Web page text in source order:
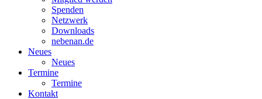
Spenden
Netzwerk
Downloads
nebenan.de
Neues
Neues
Termine
Termine
Kontakt